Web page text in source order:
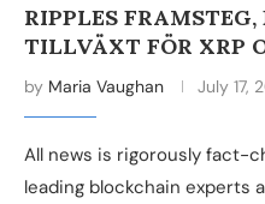
RIPPLES FRAMSTEG,
TILLVÄXT FÖR XRP
by Maria Vaughan July 17,
All news is rigorously fact-
leading blockchain experts